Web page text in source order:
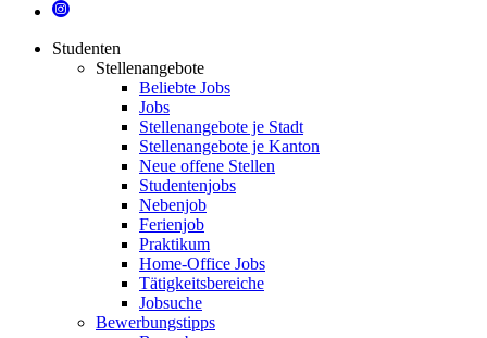
Studenten
Stellenangebote
Beliebte Jobs
Jobs
Stellenangebote je Stadt
Stellenangebote je Kanton
Neue offene Stellen
Studentenjobs
Nebenjob
Ferienjob
Praktikum
Home-Office Jobs
Tätigkeitsbereiche
Jobsuche
Bewerbungstipps